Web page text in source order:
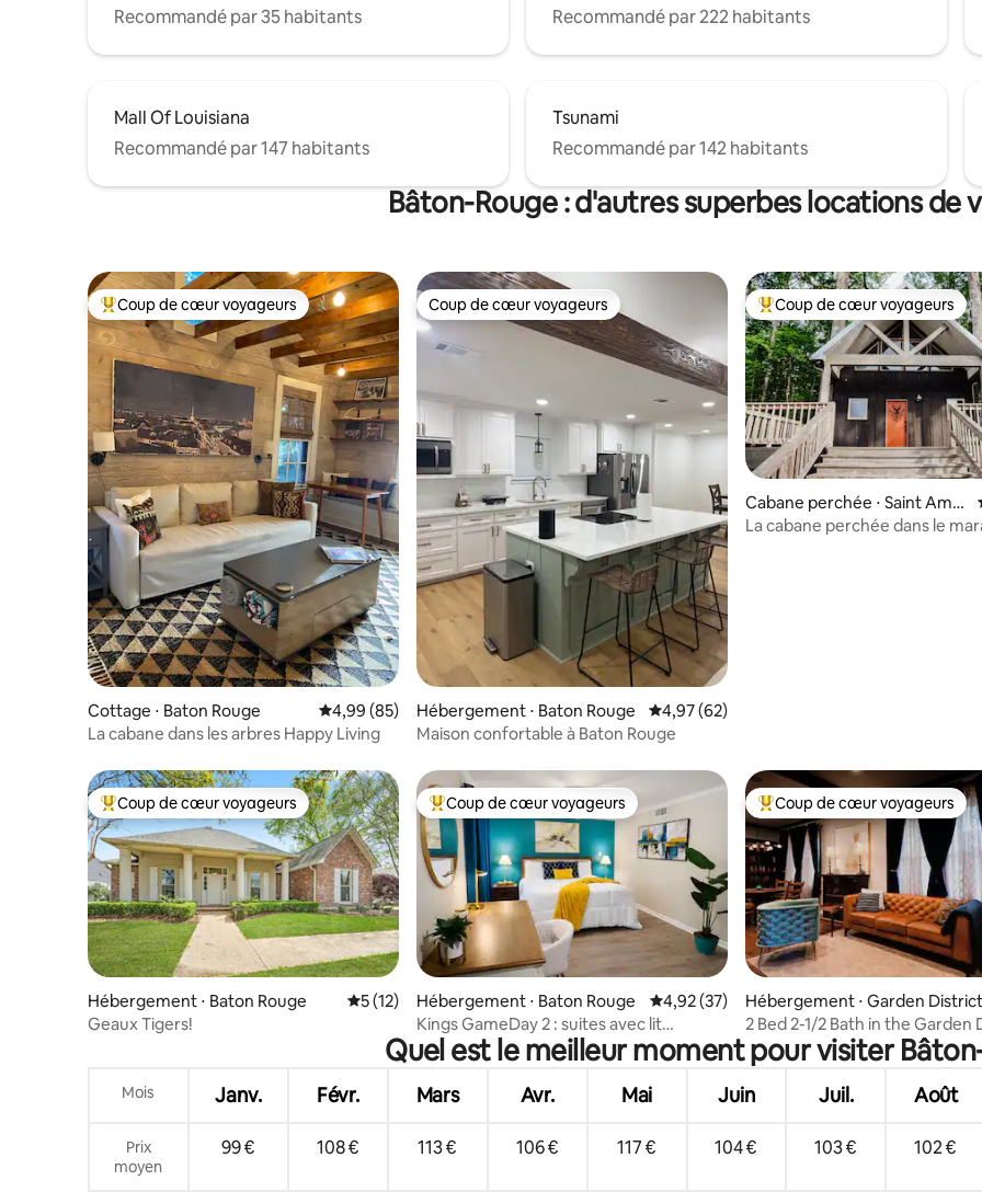
Recommandé par 35 habitants
Recommandé par 222 habitants
Mall Of Louisiana
Recommandé par 147 habitants
Tsunami
Recommandé par 142 habitants
Bâton-Rouge : d'autres superbes locations de
Coups de cœur voyageurs les plus appréciés
Coup de cœur voyageurs
Cottage ⋅ Baton Rouge Évaluation moyenne sur la base de 85 commentaires : 4,99 sur 5
4,99 (85)
La cabane dans les arbres Happy Living
Coup de cœur voyageurs
Coup de cœur voyageurs
Hébergement ⋅ Baton Rouge Évaluation moyenne sur la base de 62
4,97 (62)
Maison confortable à Baton Rouge
Coups de cœur voyageurs les
Coup de cœur voyageurs
Cabane perchée ⋅ Saint Ama
nt
La cabane perchée dans le
Coups de cœur voyageurs les plus appréciés
Coup de cœur voyageurs
Hébergement ⋅ Baton Rouge Évaluation moyenne sur la base de 12 commentaires : 5 sur 5
5 (12)
Geaux Tigers!
Coups de cœur voyageurs les plus appréciés
Coup de cœur voyageurs
Hébergement ⋅ Baton Rouge Évaluation moyenne sur la base de 37
4,92 (37)
Kings GameDay 2 : suites avec lit
King Size et salle de jeux près de LSU
Coups de cœur voyageurs les
Coup de cœur voyageurs
Hébergement ⋅ Garden District
2 Bed 2-1/2 Bath in the Garden
Quel est le meilleur moment pour visiter
Mois Janv. Févr. Mars Avr. Mai Juin Juil. Août
Prix
moyen
99 € 108 € 113 € 106 € 117 € 104 € 103 € 102 €